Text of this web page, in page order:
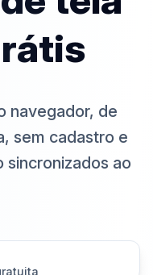
navegador, de
sem cadastro e
sincronizados ao